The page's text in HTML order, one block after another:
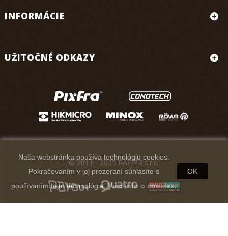
INFORMÁCIE
UŽITOČNÉ ODKAZY
Naša webstránka používa technológiu cookies.
Pokračovaním v jej prezeraní súhlasíte s
používaním tejto technológie.Viac info o cookies.
OK
© 2011 - 2025 RAPIER s.r.o.